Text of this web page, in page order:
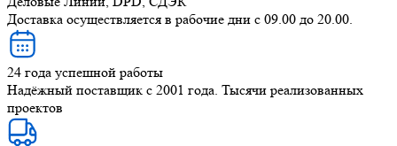
Доставка осуществляется в рабочие дни с 09.00 до 20.00.
24 года успешной работы
Надёжный поставщик с 2001 года. Тысячи реализованных
проектов